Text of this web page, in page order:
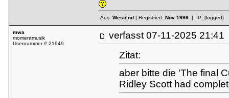
Aus: Westend| Registriert: Nov 1999| IP: [logged]
mwa
momentmusik
Usernummer # 21949
verfasst 07-11-2025
Zitat:
aber bitte die 'The final
Ridley Scott had